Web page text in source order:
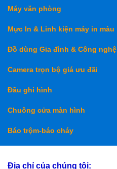
Máy văn phòng
Mực In & Linh kiện máy in màu
Đồ dùng Gia đình & Công nghệ
Camera trọn bộ giá ưu đãi
Đầu ghi hình
Chuông cửa màn hình
Báo trộm-báo cháy
Địa chỉ của chúng tôi: